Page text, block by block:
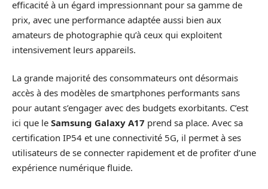
efficacité à un égard impressionnant pour sa gamme de
prix, avec une performance adaptée aussi bien aux
amateurs de photographie qu’à ceux qui exploitent
intensivement leurs appareils.
La grande majorité des consommateurs ont désormais
accès à des modèles de smartphones performants sans
pour autant s’engager avec des budgets exorbitants. C’est
ici que le Samsung Galaxy A17 prend sa place. Avec sa
certification IP54 et une connectivité 5G, il permet à ses
utilisateurs de se connecter rapidement et de profiter d’une
expérience numérique fluide.